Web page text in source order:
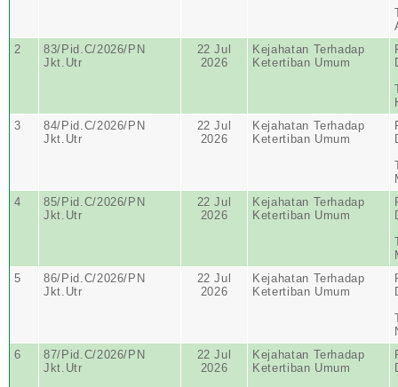
2
83/Pid.C/2026/PN
Jkt.Utr
22 Jul
2026
Kejahatan Terhadap
Ketertiban Umum
3
84/Pid.C/2026/PN
Jkt.Utr
22 Jul
2026
Kejahatan Terhadap
Ketertiban Umum
4
85/Pid.C/2026/PN
Jkt.Utr
22 Jul
2026
Kejahatan Terhadap
Ketertiban Umum
5
86/Pid.C/2026/PN
Jkt.Utr
22 Jul
2026
Kejahatan Terhadap
Ketertiban Umum
6
87/Pid.C/2026/PN
Jkt.Utr
22 Jul
2026
Kejahatan Terhadap
Ketertiban Umum